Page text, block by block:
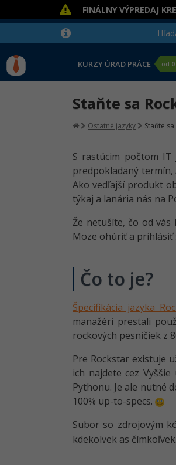
FINÁLNY VÝPREDAJ
KURZY ÚRAD PRÁCE od 0
Staňte sa
Ostatné jazyky Staňte
S rastúcim počtom
predpokladaný
Ako vedľajší produkt
týkaj a lanária nás na
Že netušíte, čo od
Moze ohúriť a prihlásiť
Čo to je?
Špecifikácia jazyka
manažéri prestali
rockových pesničiek z
Pre Rockstar existuje
ich najdete cez
Pythonu. Je ale nutné
100% up-to-specs.
Subor so zdrojovým
kdekolvek as